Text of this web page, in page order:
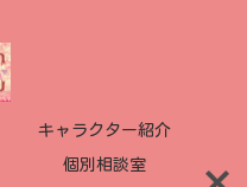
キャラクター紹介
個別相談室